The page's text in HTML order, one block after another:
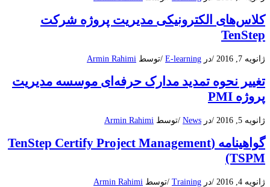
کلاس‌های الکترونیکی مدیریت پروژه شرکت
TenStep
ژانویه 7, 2016 /در E-learning
/توسط Armin Rahimi
تغییر نحوه تمدید مدارک حرفه‌ای موسسه مدیریت
پروژه PMI
ژانویه 5, 2016 /در News
/توسط Armin Rahimi
گواهینامه (TenStep Certify Project Management
(TSPM
ژانویه 4, 2016 /در Training
/توسط Armin Rahimi